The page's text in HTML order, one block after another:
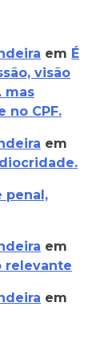
em É
visão
mas
no CPF.
em
penal,
em
relevante
em